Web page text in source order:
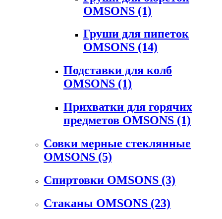
OMSONS (1)
Груши для пипеток
OMSONS (14)
Подставки для колб
OMSONS (1)
Прихватки для горячих
предметов OMSONS (1)
Совки мерные стеклянные
OMSONS (5)
Спиртовки OMSONS (3)
Стаканы OMSONS (23)